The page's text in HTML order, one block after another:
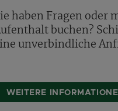
haben Fragen oder
buchen?
unverbindliche
WEITERE